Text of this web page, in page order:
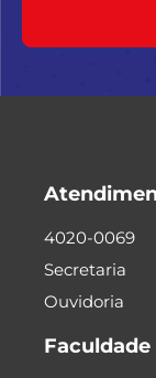
4020-0069
Secretaria
Ouvidoria
Faculdade